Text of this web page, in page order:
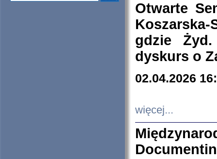
Otwarte
Koszarska-
gdzie
dyskurs o
02.04.2026
więcej...